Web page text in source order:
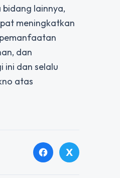
lainnya,
meningkatkan
dan
ini dan selalu
atas
facebook X